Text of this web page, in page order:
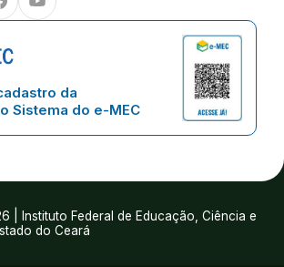
da
Sistema do e-MEC
| Instituto Federal de Educação, Ciência e
do Ceará